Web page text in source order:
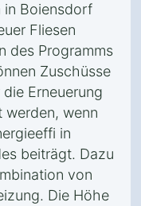
in Boiensdorf
Fliesen
des Programms
Zuschüsse
Erneuerung
werden, wenn
in
beiträgt. Dazu
von
Die Höhe